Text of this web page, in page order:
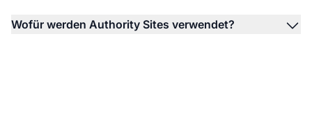
Wofür werden Authority Sites verwendet?